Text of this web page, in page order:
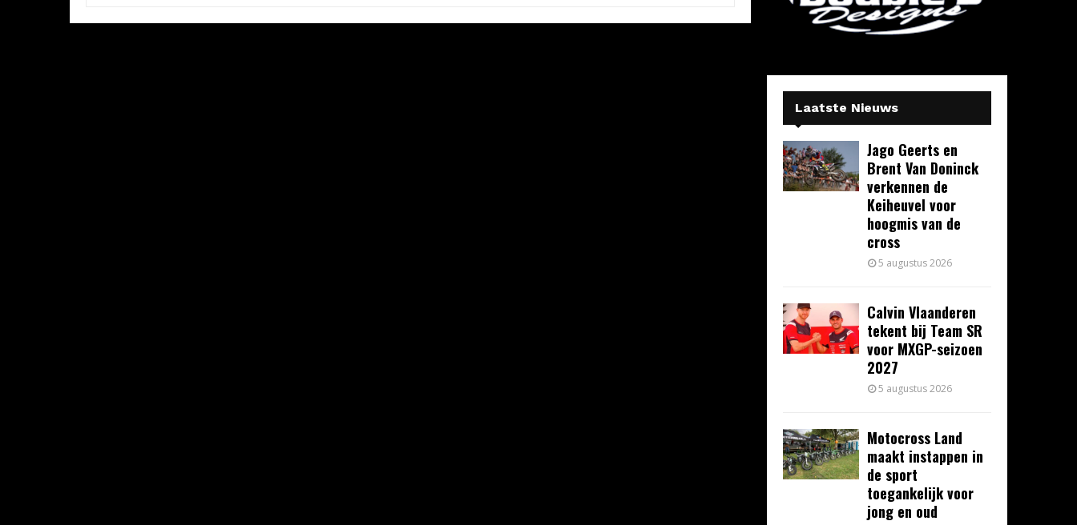
Laatste Nieuws
Jago Geerts en
Brent Van Doninck
verkennen de
Keiheuvel voor
hoogmis van de
cross
5 augustus 2026
Calvin Vlaanderen
tekent bij Team SR
voor MXGP-seizoen
2027
5 augustus 2026
Motocross Land
maakt instappen in
de sport
toegankelijk voor
jong en oud